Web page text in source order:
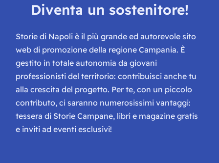
Diventa un sostenitore!
Storie di Napoli è il più grande ed autorevole sito
web di promozione della regione Campania. È
gestito in totale autonomia da giovani
professionisti del territorio: contribuisci anche tu
alla crescita del progetto. Per te, con un piccolo
contributo, ci saranno numerosissimi vantaggi:
tessera di Storie Campane, libri e magazine gratis
e inviti ad eventi esclusivi!